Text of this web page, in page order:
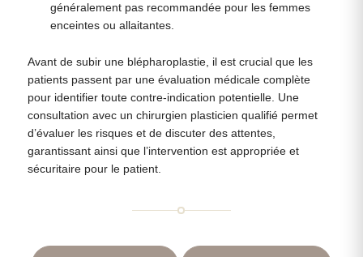
généralement pas recommandée pour les femmes
enceintes ou allaitantes.
Avant de subir une blépharoplastie, il est crucial que les
patients passent par une évaluation médicale complète
pour identifier toute contre-indication potentielle. Une
consultation avec un chirurgien plasticien qualifié permet
d’évaluer les risques et de discuter des attentes,
garantissant ainsi que l’intervention est appropriée et
sécuritaire pour le patient.